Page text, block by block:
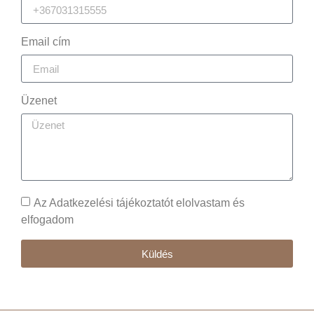
Email cím
Üzenet
Az Adatkezelési tájékoztatót elolvastam és
elfogadom
Küldés